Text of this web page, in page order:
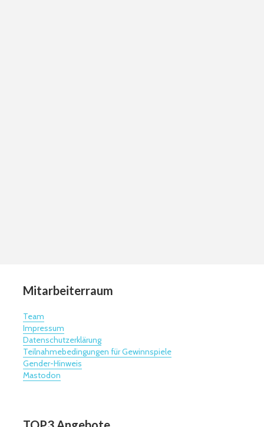
Mitarbeiterraum
Team
Impressum
Datenschutzerklärung
Teilnahmebedingungen für Gewinnspiele
Gender-Hinweis
Mastodon